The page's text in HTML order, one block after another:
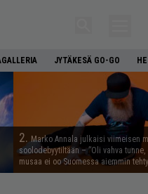
JYTÄKESÄ GO-GO
2.Marko Annala julkaisi viimeisen
soolodebyytiltään – ”Oli vahva
musaa ei oo Suomessa aiemmin